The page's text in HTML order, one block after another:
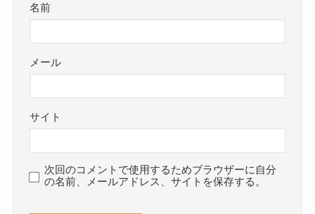
名前
メール
サイト
次回のコメントで使用するためブラウザーに自分
の名前、メールアドレス、サイトを保存する。